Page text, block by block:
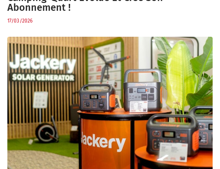
Abonnement !
17/03/2026